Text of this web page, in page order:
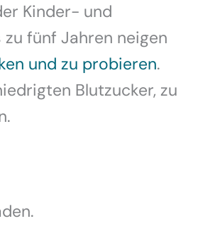
Kinder- und
fünf Jahren neigen
und zu probieren.
Blutzucker, zu